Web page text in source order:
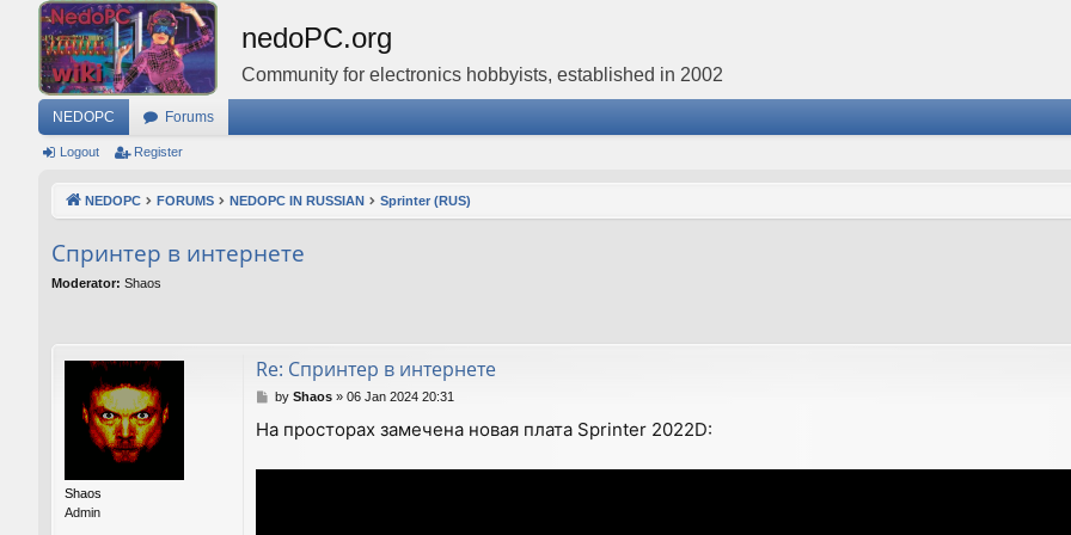
nedoPC.org
Community for electronics hobbyists, established in 2002
NEDOPC Forums
Logout Register
NEDOPC FORUMS NEDOPC IN RUSSIAN Sprinter (RUS)
Спринтер в интернете
Moderator: Shaos
Shaos
Admin
Re: Спринтер в интернете
P
s
by Shaos» 06 Jan 2024 20:31
На просторах замечена новая плата Sprinter 2022D: